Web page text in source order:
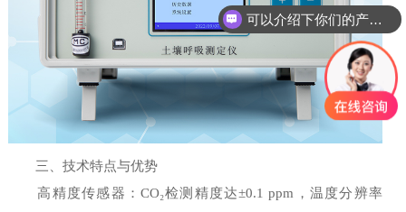
三、技术特点与优势
高精度传感器：CO₂检测精度达±0.1 ppm，温度分辨率
可以介绍下你们的产品么